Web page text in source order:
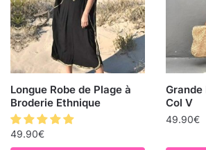
Longue Robe de Plage à
Broderie Ethnique
49.90€
Grande
Col V
49.90€